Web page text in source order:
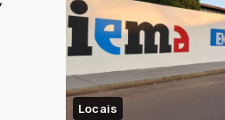
Locais